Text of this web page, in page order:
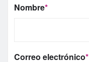
Nombre*
Correo electrónico*